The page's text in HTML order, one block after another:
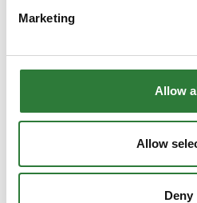
Marketing
Allow
Allow
Deny
Danish Agro
maskiner og innovative
Agromek
oplevelse for de besøgende er
Machinery i fuld færd med
landbrugsmesse finder s